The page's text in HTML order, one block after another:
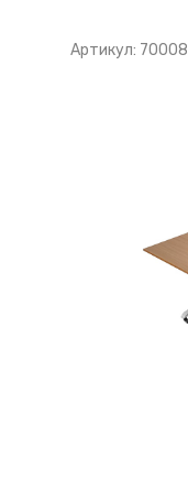
Артикул: 70008